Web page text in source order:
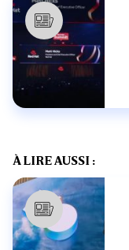
À LIRE AUSSI :